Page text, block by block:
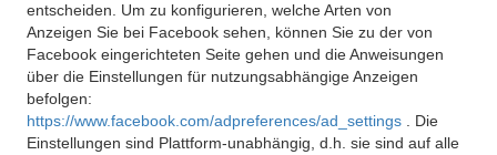
entscheiden. Um zu konfigurieren, welche Arten von
Anzeigen Sie bei Facebook sehen, können Sie zu der von
Facebook eingerichteten Seite gehen und die Anweisungen
über die Einstellungen für nutzungsabhängige Anzeigen
befolgen:
https://www.facebook.com/adpreferences/ad_settings
. Die
Einstellungen sind Plattform-unabhängig, d.h. sie sind auf alle